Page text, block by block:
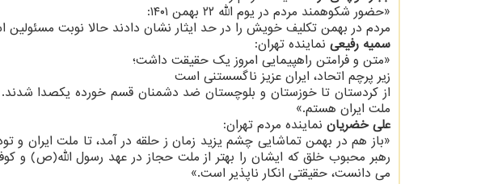
«حضور شکوهمند مردم در یوم الله ۲۲ بهمن ۱۴۰۱:
‏مردم در بهمن⁩ تکلیف خویش را در حد ایثار نشان دادند حالا نوبت مسئولین⁩
سمیه رفیعی نماینده تهران:
«متن و فرامتن راهپیمایی امروز یک حقیقت داشت؛
‏زیر پرچم اتحاد⁩، ایران عزیز ناگسستنی است
‏از کردستان تا خوزستان و بلوچستان ضد دشمنان قسم خورده یکصدا شدند.
ملت ایران هستم.»
علی خضریان نماینده مردم تهران:
رهبر محبوب خلق که ایشان را بهتر از ملت حجاز در عهد رسول الله(ص) و
می دانست، حقیقتی انکار ناپذیر است.»